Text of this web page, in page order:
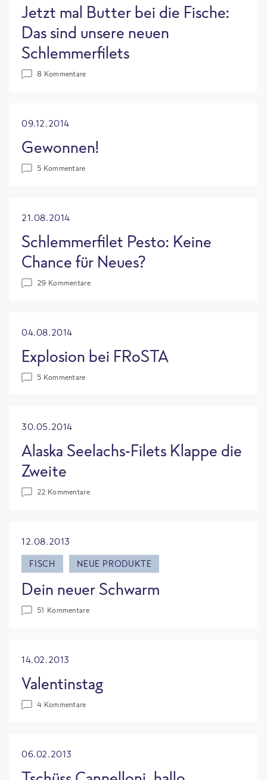
Jetzt mal Butter bei die Fische:
Das sind unsere neuen
Schlemmerfilets
8 Kommentare
09.12.2014
Gewonnen!
5 Kommentare
21.08.2014
Schlemmerfilet Pesto: Keine
Chance für Neues?
29 Kommentare
04.08.2014
Explosion bei FRoSTA
5 Kommentare
30.05.2014
Alaska Seelachs-Filets Klappe die
Zweite
22 Kommentare
12.08.2013
FISCH
NEUE PRODUKTE
Dein neuer Schwarm
51 Kommentare
14.02.2013
Valentinstag
4 Kommentare
06.02.2013